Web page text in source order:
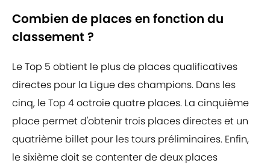
Combien de places en fonction du
classement ?
Le Top 5 obtient le plus de places qualificatives
directes pour la Ligue des champions. Dans les
cinq, le Top 4 octroie quatre places. La cinquième
place permet d'obtenir trois places directes et un
quatrième billet pour les tours préliminaires. Enfin,
le sixième doit se contenter de deux places